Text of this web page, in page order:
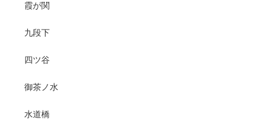
霞が関
九段下
四ツ谷
御茶ノ水
水道橋